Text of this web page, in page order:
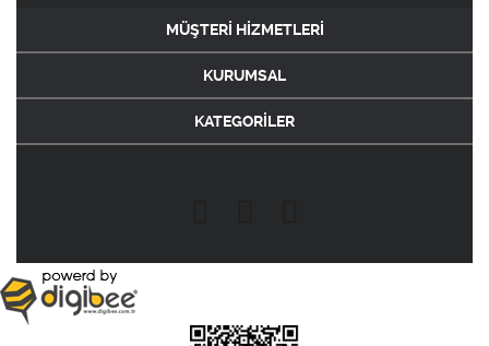
MÜŞTERİ HİZMETLERİ
KURUMSAL
KATEGORİLER